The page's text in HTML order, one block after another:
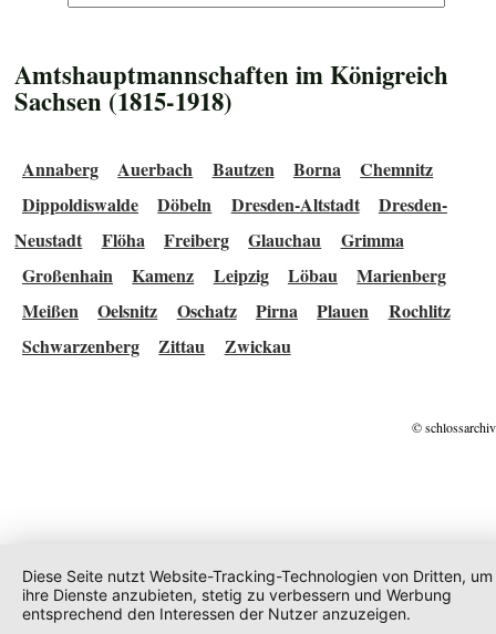
Amtshauptmannschaften im Königreich
Sachsen (1815-1918)
Annaberg Auerbach Bautzen Borna
Chemnitz
Dippoldiswalde
Döbeln Dresden-Altstadt
Dresden-
Neustadt
Flöha Freiberg Glauchau
Grimma
Großenhain
Kamenz Leipzig Löbau
Marienberg
Meißen
Oelsnitz Oschatz Pirna Plauen
Rochlitz
Schwarzenberg
Zittau Zwickau
©
Diese Seite nutzt Website-Tracking-Technologien von Dritten, um
ihre Dienste anzubieten, stetig zu verbessern und Werbung
entsprechend den Interessen der Nutzer anzuzeigen.